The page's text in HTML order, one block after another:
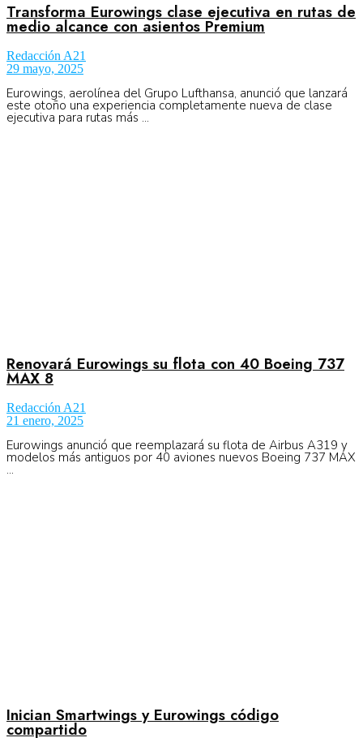
Transforma Eurowings clase ejecutiva en rutas de
medio alcance con asientos Premium
Redacción A21
29 mayo, 2025
Eurowings, aerolínea del Grupo Lufthansa, anunció que lanzará
este otoño una experiencia completamente nueva de clase
ejecutiva para rutas más ...
Renovará Eurowings su flota con 40 Boeing 737
MAX 8
Redacción A21
21 enero, 2025
Eurowings anunció que reemplazará su flota de Airbus A319 y
modelos más antiguos por 40 aviones nuevos Boeing 737 MAX
...
Inician Smartwings y Eurowings código
compartido